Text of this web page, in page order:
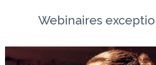
Webinaires